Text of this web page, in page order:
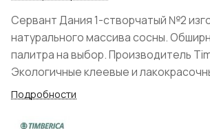
Сервант Дания 1-створчатый №2
натурального массива сосны.
палитра на выбор. Производитель
Экологичные клеевые и
Форма поставки: в разобранном
Подробности